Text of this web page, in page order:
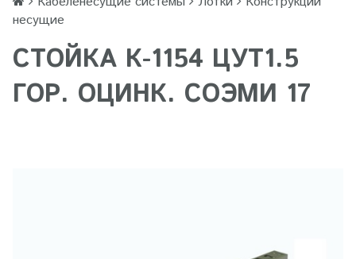
несущие
СТОЙКА К-1154 ЦУТ1.5
ГОР. ОЦИНК. СОЭМИ 17